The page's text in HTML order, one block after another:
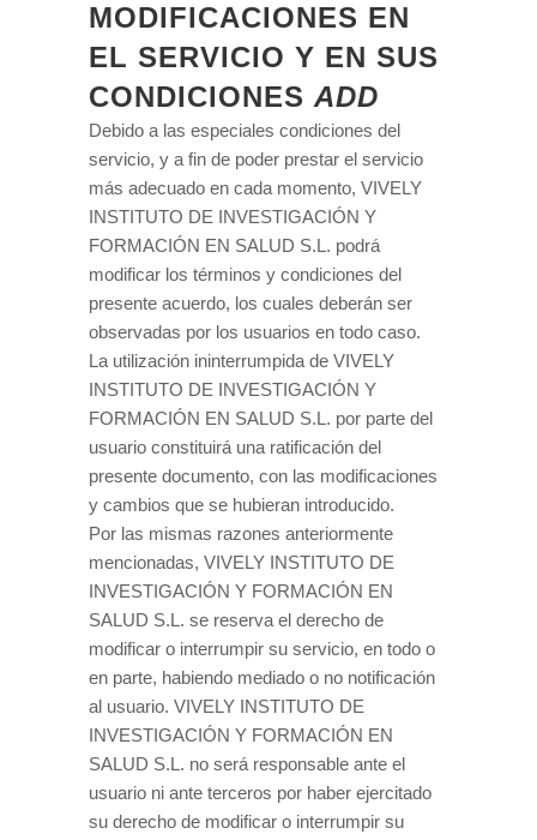
MODIFICACIONES EN
EL SERVICIO Y EN SUS
CONDICIONES ADD
Debido a las especiales condiciones del
servicio, y a fin de poder prestar el servicio
más adecuado en cada momento, VIVELY
INSTITUTO DE INVESTIGACIÓN Y
FORMACIÓN EN SALUD S.L. podrá
modificar los términos y condiciones del
presente acuerdo, los cuales deberán ser
observadas por los usuarios en todo caso.
La utilización ininterrumpida de VIVELY
INSTITUTO DE INVESTIGACIÓN Y
FORMACIÓN EN SALUD S.L. por parte del
usuario constituirá una ratificación del
presente documento, con las modificaciones
y cambios que se hubieran introducido.
Por las mismas razones anteriormente
mencionadas, VIVELY INSTITUTO DE
INVESTIGACIÓN Y FORMACIÓN EN
SALUD S.L. se reserva el derecho de
modificar o interrumpir su servicio, en todo o
en parte, habiendo mediado o no notificación
al usuario. VIVELY INSTITUTO DE
INVESTIGACIÓN Y FORMACIÓN EN
SALUD S.L. no será responsable ante el
usuario ni ante terceros por haber ejercitado
su derecho de modificar o interrumpir su